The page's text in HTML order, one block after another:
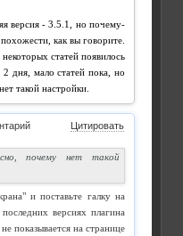
версия - 3.5.1, но почему-
как вы говорите.
статей появилось
дня, мало статей пока, но
такой настройки.
Цитировать
почему нет такой
и поставьте галку на
версиях плагина
показывается на странице